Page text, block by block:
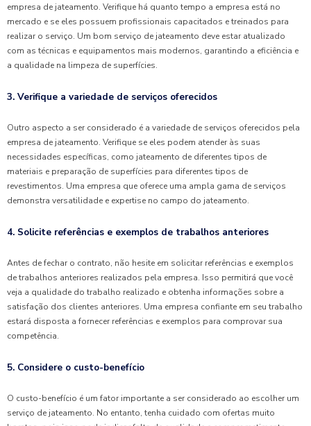
empresa de jateamento. Verifique há quanto tempo a empresa está no
mercado e se eles possuem profissionais capacitados e treinados para
realizar o serviço. Um bom serviço de jateamento deve estar atualizado
com as técnicas e equipamentos mais modernos, garantindo a eficiência e
a qualidade na limpeza de superfícies.
3. Verifique a variedade de serviços oferecidos
Outro aspecto a ser considerado é a variedade de serviços oferecidos pela
empresa de jateamento. Verifique se eles podem atender às suas
necessidades específicas, como jateamento de diferentes tipos de
materiais e preparação de superfícies para diferentes tipos de
revestimentos. Uma empresa que oferece uma ampla gama de serviços
demonstra versatilidade e expertise no campo do jateamento.
4. Solicite referências e exemplos de trabalhos anteriores
Antes de fechar o contrato, não hesite em solicitar referências e exemplos
de trabalhos anteriores realizados pela empresa. Isso permitirá que você
veja a qualidade do trabalho realizado e obtenha informações sobre a
satisfação dos clientes anteriores. Uma empresa confiante em seu trabalho
estará disposta a fornecer referências e exemplos para comprovar sua
competência.
5. Considere o custo-benefício
O custo-benefício é um fator importante a ser considerado ao escolher um
serviço de jateamento. No entanto, tenha cuidado com ofertas muito